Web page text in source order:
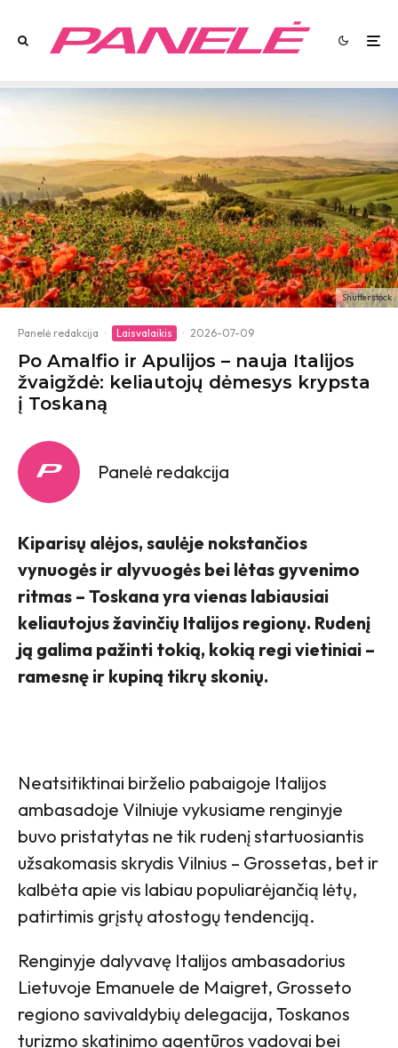
Shutterstock
Panelė redakcija · Laisvalaikis · 2026-07-09
Po Amalfio ir Apulijos – nauja Italijos
žvaigždė: keliautojų dėmesys krypsta
į Toskaną
Panelė redakcija
Kiparisų alėjos, saulėje nokstančios
vynuogės ir alyvuogės bei lėtas gyvenimo
ritmas – Toskana yra vienas labiausiai
keliautojus žavinčių Italijos regionų. Rudenį
ją galima pažinti tokią, kokią regi vietiniai –
ramesnę ir kupiną tikrų skonių.
Neatsitiktinai birželio pabaigoje Italijos
ambasadoje Vilniuje vykusiame renginyje
buvo pristatytas ne tik rudenį startuosiantis
užsakomasis skrydis Vilnius – Grossetas, bet ir
kalbėta apie vis labiau populiarėjančią lėtų,
patirtimis grįstų atostogų tendenciją.
Renginyje dalyvavę Italijos ambasadorius
Lietuvoje Emanuele de Maigret, Grosseto
regiono savivaldybių delegacija, Toskanos
turizmo skatinimo agentūros vadovai bei